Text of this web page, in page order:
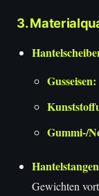
3.
Gusseisen:
Gummi-/
Gewichten